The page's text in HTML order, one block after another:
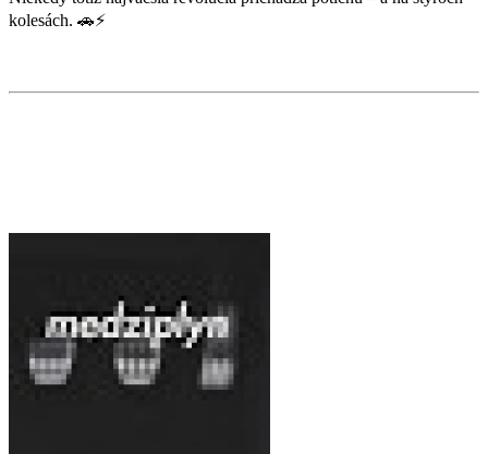
kolesách. 🚗⚡